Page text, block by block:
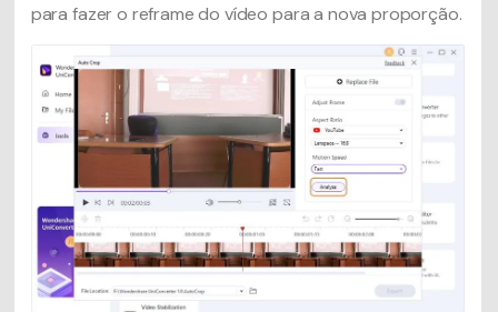
para fazer o reframe do vídeo para a nova proporção.